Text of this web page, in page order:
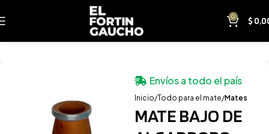
0 $
Inicio Todo para el mate Mates
Envíos a todo el país
MATE BAJO DE